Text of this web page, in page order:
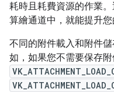
耗時且耗費資源的作業
算繪通道中，就能提升您
不同的附件載入和附件
如，如果您不需要保存